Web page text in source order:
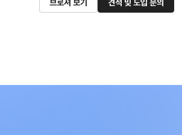
브로셔 보기 견적 및 도입 문의